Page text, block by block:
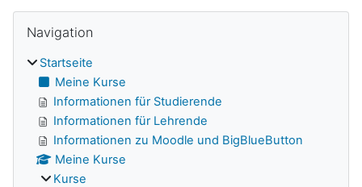
Navigation
Startseite
Meine Kurse
Informationen für Studierende
Informationen für Lehrende
Informationen zu Moodle und BigBlueButton
Meine Kurse
Kurse